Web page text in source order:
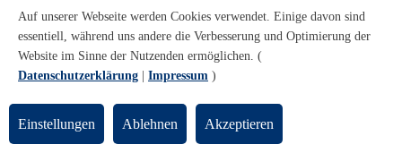
Recruiting an der Universität Bremen
Weiterbildung an der Universität Bremen
Transfer mit Schule
Schülerinnen und Schüler
Schulklassen
Lehrkräfte
Gründungsunterstützung
Auf unserer Webseite werden Cookies verwendet. Einige davon sind
essentiell, während uns andere die Verbesserung und Optimierung der
Website im Sinne der Nutzenden ermöglichen. (
Datenschutzerklärung
Impressum )
Einstellungen Ablehnen Akzeptieren